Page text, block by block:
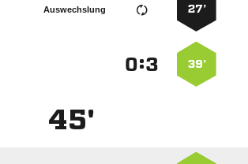
27’
Auswechslung
39’
:
45'